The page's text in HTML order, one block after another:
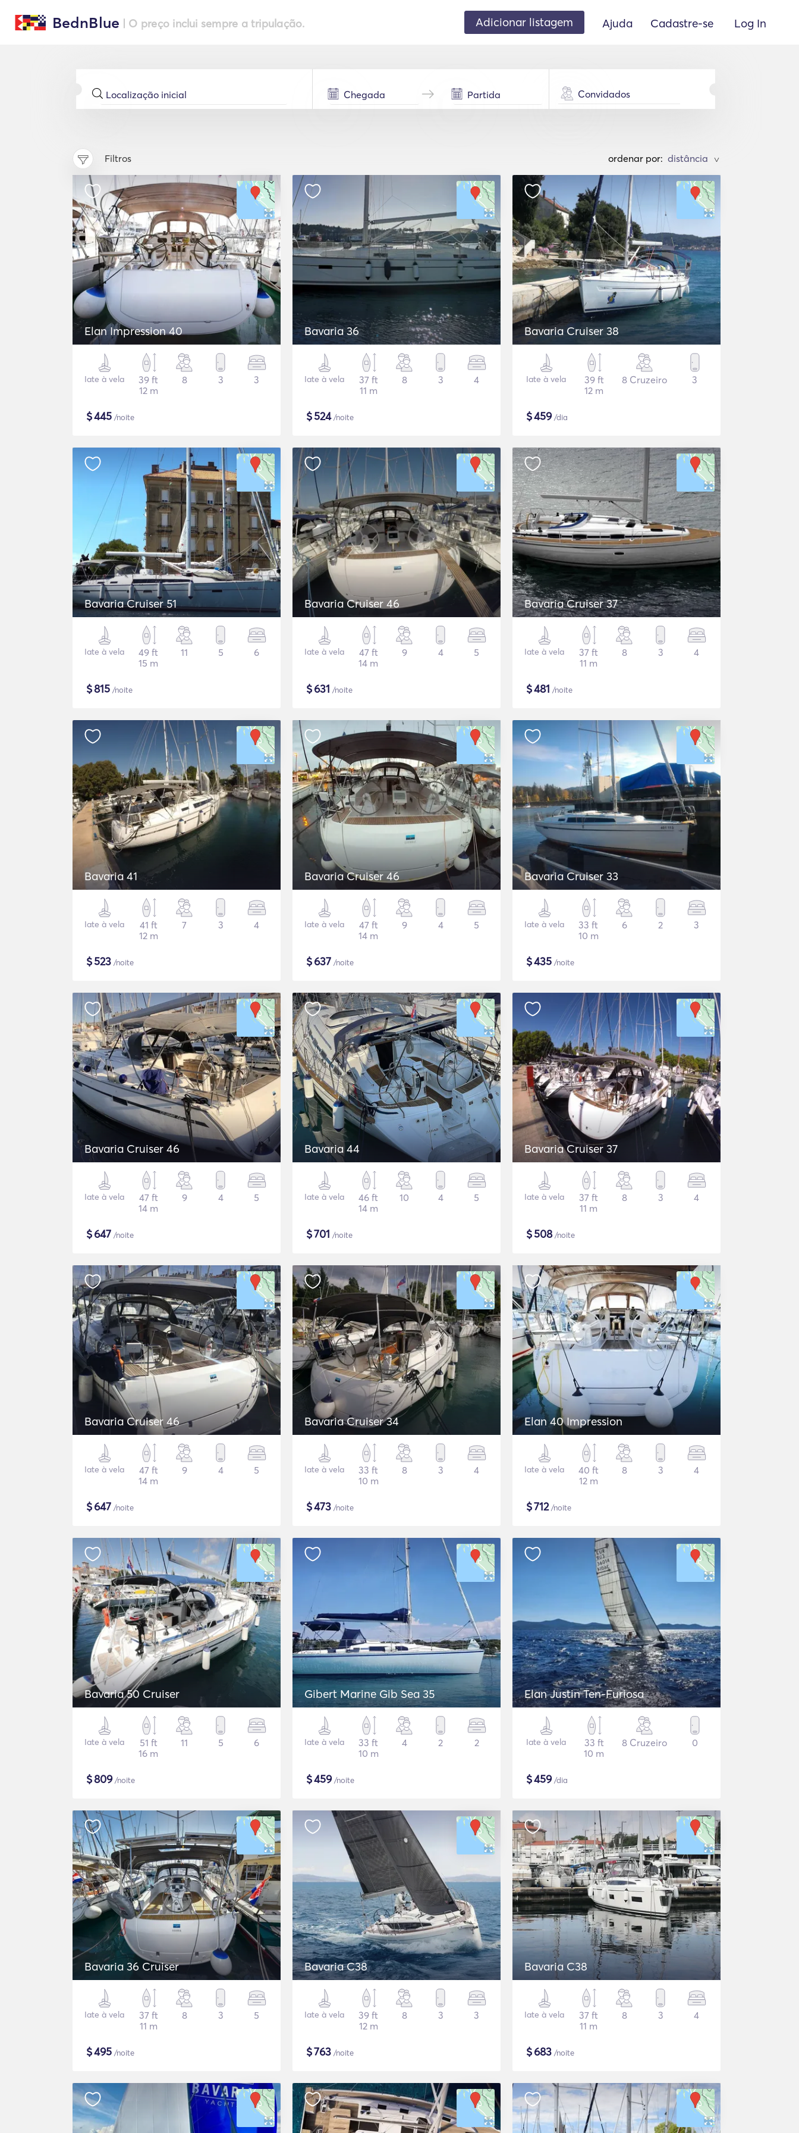
BednBlue | O preço inclui sempre a tripulação. Adicionar listagem Ajuda Cadastre-se Log In
Convidados
Filtros ordenar por: >
Elan Impression 40
Iate à vela
39 ft
12 m
8 3 3
$445 /noite
Bavaria 36
Iate à vela
37 ft
11 m
8 3 4
$524/noite
Bavaria Cruiser 38
Iate à vela
39 ft
12 m
8 Cruzeiro 3
$459/dia
Bavaria Cruiser 51
Iate à vela
49 ft
15 m
11 5 6
$815 /noite
Bavaria Cruiser 46
Iate à vela
47 ft
14 m
9 4 5
$631 /noite
Bavaria Cruiser 37
Iate à vela
37 ft
11 m
8 3 4
$481 /noite
Bavaria 41
Iate à vela
41 ft
12 m
7 3 4
$523 /noite
Bavaria Cruiser 46
Iate à vela
47 ft
14 m
9 4 5
$637 /noite
Bavaria Cruiser 33
Iate à vela
33 ft
10 m
6 2 3
$435 /noite
Bavaria Cruiser 46
Iate à vela
47 ft
14 m
9 4 5
$647 /noite
Bavaria 44
Iate à vela
46 ft
14 m
10 4 5
$701 /noite
Bavaria Cruiser 37
Iate à vela
37 ft
11 m
8 3 4
$508/noite
Bavaria Cruiser 46
Iate à vela
47 ft
14 m
9 4 5
$647 /noite
Bavaria Cruiser 34
Iate à vela
33 ft
10 m
8 3 4
$473 /noite
Elan 40 Impression
Iate à vela
40 ft
12 m
8 3 4
$712/noite
Bavaria 50 Cruiser
Iate à vela
51 ft
16 m
11 5 6
$809/noite
Gibert Marine Gib Sea 35
Iate à vela
33 ft
10 m
4 2 2
$459/noite
Elan Justin Ten-Furiosa
Iate à vela
33 ft
10 m
8 Cruzeiro 0
$459/dia
Bavaria 36 Cruiser
Iate à vela
37 ft
11 m
8 3 5
$495 /noite
Bavaria C38
Iate à vela
39 ft
12 m
8 3 3
$763 /noite
Bavaria C38
Iate à vela
37 ft
11 m
8 3 4
$683 /noite